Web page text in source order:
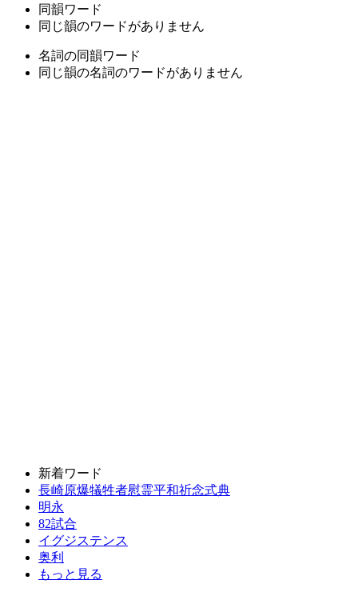
同韻ワード
同じ韻のワードがありません
名詞の同韻ワード
同じ韻の名詞のワードがありません
新着ワード
長崎原爆犠牲者慰霊平和祈念式典
明永
82試合
イグジステンス
奥利
もっと見る